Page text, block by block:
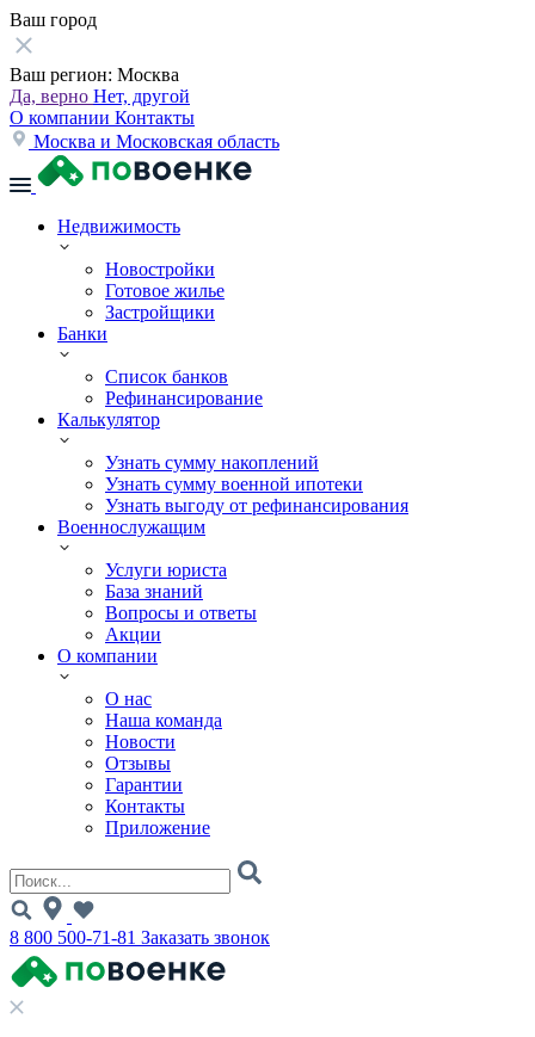
Ваш город
Ваш регион: Москва
Да, верно Нет, другой
О компании Контакты
Москва и Московская область
Недвижимость
Новостройки
Готовое жилье
Застройщики
Банки
Список банков
Рефинансирование
Калькулятор
Узнать сумму накоплений
Узнать сумму военной ипотеки
Узнать выгоду от рефинансирования
Военнослужащим
Услуги юриста
База знаний
Вопросы и ответы
Акции
О компании
О нас
Наша команда
Новости
Отзывы
Гарантии
Контакты
Приложение
8 800 500-71-81 Заказать звонок